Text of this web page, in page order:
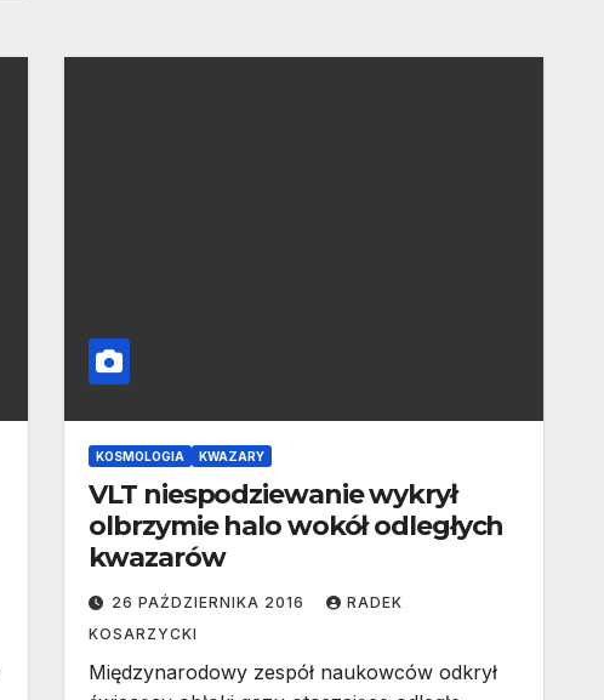
KOSMOLOGIA KWAZARY
VLT niespodziewanie wykrył
olbrzymie halo wokół odległych
kwazarów
26 PAŹDZIERNIKA 2016
RADEK
KOSARZYCKI
Międzynarodowy zespół naukowców odkrył